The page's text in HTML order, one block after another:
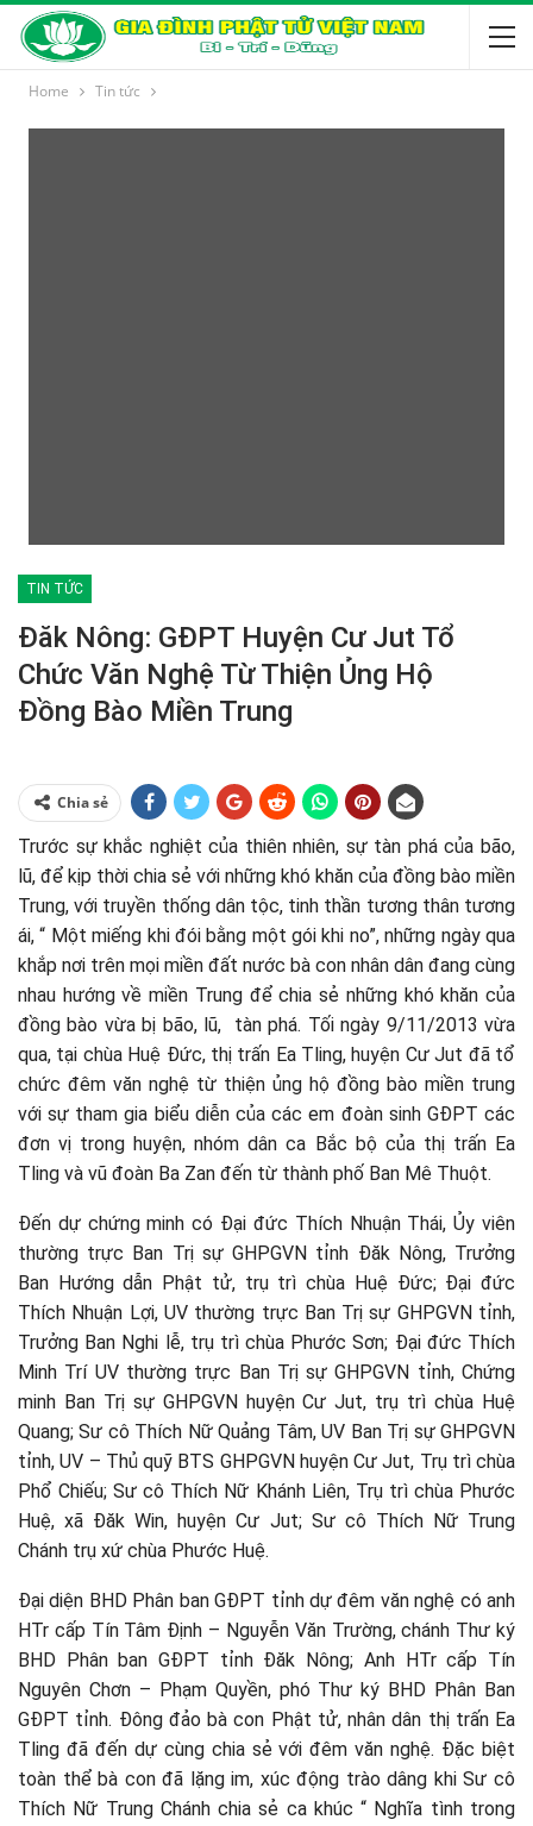
Home Tin tức
TIN TỨC
Đăk Nông: GĐPT Huyện Cư Jut Tổ
Chức Văn Nghệ Từ Thiện Ủng Hộ
Đồng Bào Miền Trung
Chia sẻ
Trước sự khắc nghiệt của thiên nhiên, sự tàn phá của bão,
lũ, để kịp thời chia sẻ với những khó khăn của đồng bào miền
Trung, với truyền thống dân tộc, tinh thần tương thân tương
ái, “ Một miếng khi đói bằng một gói khi no”, những ngày qua
khắp nơi trên mọi miền đất nước bà con nhân dân đang cùng
nhau hướng về miền Trung để chia sẻ những khó khăn của
đồng bào vừa bị bão, lũ, tàn phá. Tối ngày 9/11/2013 vừa
qua, tại chùa Huệ Đức, thị trấn Ea Tling, huyện Cư Jut đã tổ
chức đêm văn nghệ từ thiện ủng hộ đồng bào miền trung
với sự tham gia biểu diễn của các em đoàn sinh GĐPT các
đơn vị trong huyện, nhóm dân ca Bắc bộ của thị trấn Ea
Tling và vũ đoàn Ba Zan đến từ thành phố Ban Mê Thuột.
Đến dự chứng minh có Đại đức Thích Nhuận Thái, Ủy viên
thường trực Ban Trị sự GHPGVN tỉnh Đăk Nông, Trưởng
Ban Hướng dẫn Phật tử, trụ trì chùa Huệ Đức; Đại đức
Thích Nhuận Lợi, UV thường trực Ban Trị sự GHPGVN tỉnh,
Trưởng Ban Nghi lễ, trụ trì chùa Phước Sơn; Đại đức Thích
Minh Trí UV thường trực Ban Trị sự GHPGVN tỉnh, Chứng
minh Ban Trị sự GHPGVN huyện Cư Jut, trụ trì chùa Huệ
Quang; Sư cô Thích Nữ Quảng Tâm, UV Ban Trị sự GHPGVN
tỉnh, UV – Thủ quỹ BTS GHPGVN huyện Cư Jut, Trụ trì chùa
Phổ Chiếu; Sư cô Thích Nữ Khánh Liên, Trụ trì chùa Phước
Huệ, xã Đăk Win, huyện Cư Jut; Sư cô Thích Nữ Trung
Chánh trụ xứ chùa Phước Huệ.
Đại diện BHD Phân ban GĐPT tỉnh dự đêm văn nghệ có anh
HTr cấp Tín Tâm Định – Nguyễn Văn Trường, chánh Thư ký
BHD Phân ban GĐPT tỉnh Đăk Nông; Anh HTr cấp Tín
Nguyên Chơn – Phạm Quyền, phó Thư ký BHD Phân Ban
GĐPT tỉnh. Đông đảo bà con Phật tử, nhân dân thị trấn Ea
Tling đã đến dự cùng chia sẻ với đêm văn nghệ. Đặc biệt
toàn thể bà con đã lặng im, xúc động trào dâng khi Sư cô
Thích Nữ Trung Chánh chia sẻ ca khúc “ Nghĩa tình trong